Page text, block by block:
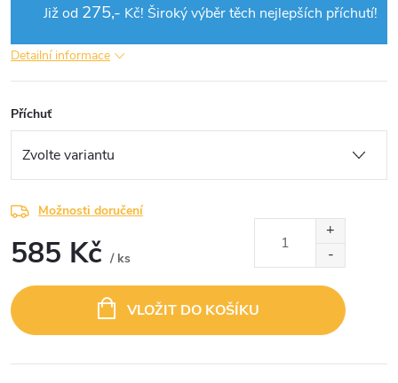
Již od 275,- Kč! Široký výběr těch nejlepších příchutí!
Detailní informace
Příchuť
Možnosti doručení
585 Kč / ks
cena:
VLOŽIT DO KOŠÍKU